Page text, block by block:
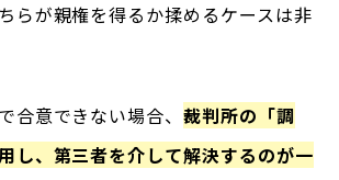
らが親権を得るか揉めるケースは非
合意できない場合、裁判所の「調
し、第三者を介して解決するのが一